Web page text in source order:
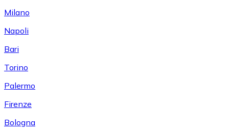
Milano
Napoli
Bari
Torino
Palermo
Firenze
Bologna